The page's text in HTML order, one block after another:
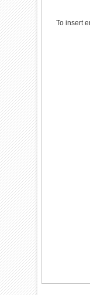
To insert